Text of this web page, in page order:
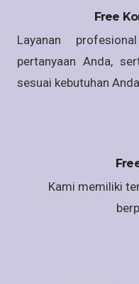
Free
Layanan
pertanyaan Anda,
sesuai kebutuhan
Kami memiliki